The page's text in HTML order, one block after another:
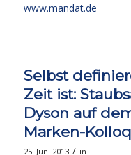
www.mandat.de
Selbst
Zeit ist:
Dyson auf
Marken-
25. Juni 2013 / in